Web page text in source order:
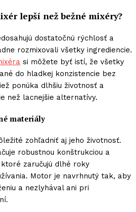
lepší než bežné mixéry?
dostatočnú rýchlosť a
rozmixovali všetky ingrediencie.
si môžete byť istí, že všetky
do hladkej konzistencie bez
ponúka dlhšiu životnosť a
než lacnejšie alternatívy.
materiály
zohľadniť aj jeho životnosť.
robustnou konštrukciou a
zaručujú dlhé roky
Motor je navrhnutý tak, aby
a nezlyhával ani pri